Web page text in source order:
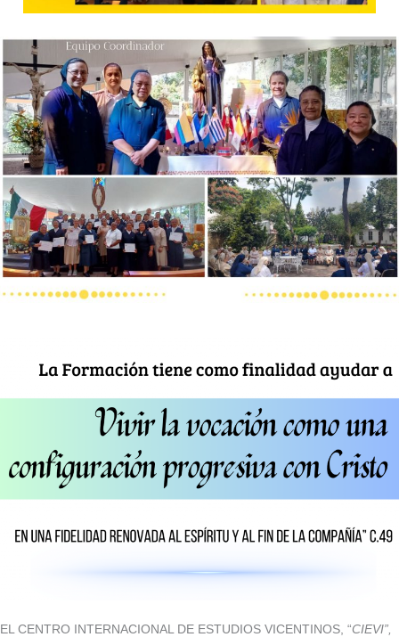
EL CENTRO INTERNACIONAL DE ESTUDIOS VICENTINOS, “CIEVI”,